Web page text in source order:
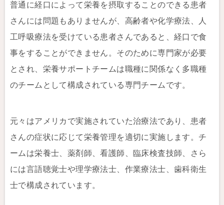
普通に経口によって栄養を摂取することのできる患者
さんには問題もありませんが、高齢者や化学療法、人
工呼吸療法を受けている患者さんであると、経口で食
事をすることができません。そのために専門家が必要
とされ、栄養サポートチームは職種に関係なく多職種
のチームとして構成されている専門チームです。
元々はアメリカで実施されていた治療法であり、患者
さんの症状に応じて栄養管理を適切に実施します。チ
ームは栄養士、薬剤師、看護師、臨床検査技師、さら
には言語聴覚士や理学療法士、作業療法士、歯科衛生
士で構成されています。